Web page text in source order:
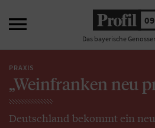

Das bayerische
PRAXIS
„Weinfranken neu
Deutschland bekommt ein